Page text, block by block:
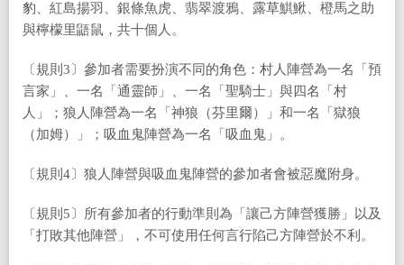
豹、紅島揚羽、銀條魚虎、翡翠渡鴉、露草鯕鰍、橙馬之助
與檸檬里鼯鼠，共十個人。
〔規則3〕參加者需要扮演不同的角色：村人陣營為一名「預
言家」、一名「通靈師」、一名「聖騎士」與四名「村
人」；狼人陣營為一名「神狼（芬里爾）」和一名「獄狼
（加姆）」；吸血鬼陣營為一名「吸血鬼」。
〔規則4〕狼人陣營與吸血鬼陣營的參加者會被惡魔附身。
〔規則5〕所有參加者的行動準則為「讓己方陣營獲勝」以及
「打敗其他陣營」，不可使用任何言行陷己方陣營於不利。